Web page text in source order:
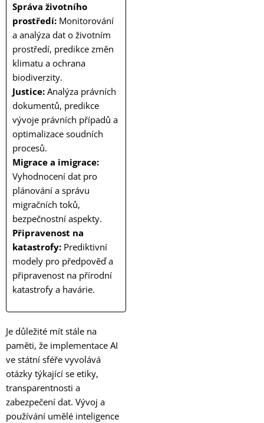
Správa životního
prostředí: Monitorování
a analýza dat o životním
prostředí, predikce změn
klimatu a ochrana
biodiverzity.
Justice: Analýza právních
dokumentů, predikce
vývoje právních případů a
optimalizace soudních
procesů.
Migrace a imigrace:
Vyhodnocení dat pro
plánování a správu
migračních toků,
bezpečnostní aspekty.
Připravenost na
katastrofy: Prediktivní
modely pro předpověď a
připravenost na přírodní
katastrofy a havárie.
Je důležité mít stále na
paměti, že implementace AI
ve státní sféře vyvolává
otázky týkající se etiky,
transparentnosti a
zabezpečení dat. Vývoj a
používání umělé inteligence